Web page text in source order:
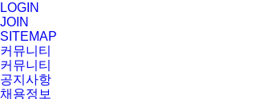
LOGIN
JOIN
SITEMAP
커뮤니티
커뮤니티
공지사항
채용정보